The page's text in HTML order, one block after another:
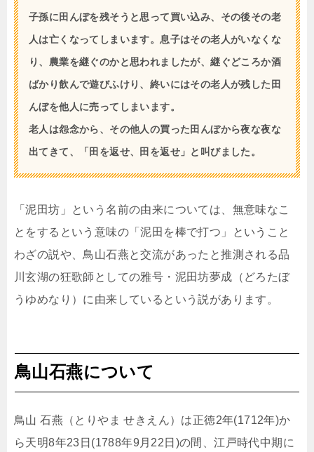
子孫に田んぼを残そうと思って買い込み、その後その老
人は亡くなってしまいます。息子はその老人がいなくな
り、農業を継ぐのかと思われましたが、継ぐどころか酒
ばかり飲んで遊びふけり、終いにはその老人が残した田
んぼを他人に売ってしまいます。
老人は怨念から、その他人の買った田んぼから夜な夜な
出てきて、「田を返せ、田を返せ」と叫びました。
「泥田坊」という名前の由来については、無意味なこ
とをするという意味の「泥田を棒で打つ」ということ
わざの説や、鳥山石燕と交流があったと推測される品
川玄湖の狂歌師としての雅号・泥田坊夢成（どろたぼ
うゆめなり）に由来しているという説があります。
鳥山石燕について
鳥山 石燕（とりやま せきえん）は正徳2年(1712年)か
ら天明8年23日(1788年9月22日)の間、江戸時代中期に